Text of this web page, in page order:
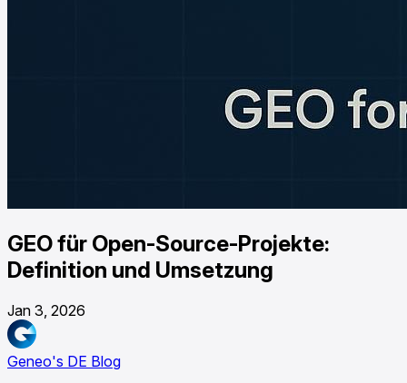
GEO für Open-Source-Projekte:
Definition und Umsetzung
Jan 3, 2026
Geneo's DE Blog